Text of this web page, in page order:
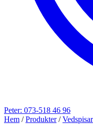
Peter: 073-518 46 96
Hem / Produkter / Vedspisar